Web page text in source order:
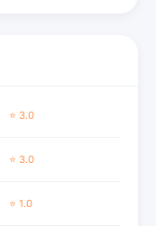
⭐ 3.0
⭐ 3.0
⭐ 1.0